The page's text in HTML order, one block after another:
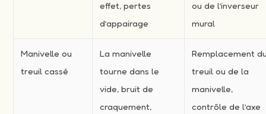
effet, pertes
d’appairage
ou de l’inverseur
mural
Manivelle ou
treuil cassé
La manivelle
tourne dans le
vide, bruit de
craquement,
Remplacement
treuil ou de la
manivelle,
contrôle de l’axe